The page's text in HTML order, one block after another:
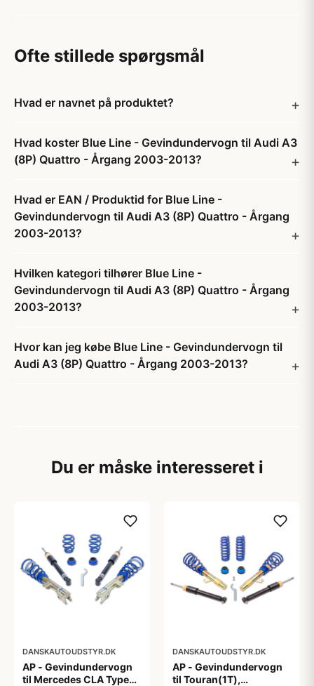
Ofte stillede spørgsmål
Hvad er navnet på produktet?
Hvad koster Blue Line - Gevindundervogn til Audi A3
(8P) Quattro - Årgang 2003-2013?
Hvad er EAN / Produktid for Blue Line -
Gevindundervogn til Audi A3 (8P) Quattro - Årgang
2003-2013?
Hvilken kategori tilhører Blue Line -
Gevindundervogn til Audi A3 (8P) Quattro - Årgang
2003-2013?
Hvor kan jeg købe Blue Line - Gevindundervogn til
Audi A3 (8P) Quattro - Årgang 2003-2013?
Du er måske interesseret i
DANSKAUTOUDSTYR.DK
AP - Gevindundervogn
til Mercedes CLA Type
DANSKAUTOUDSTYR.DK
AP - Gevindundervogn
til Touran(1T),